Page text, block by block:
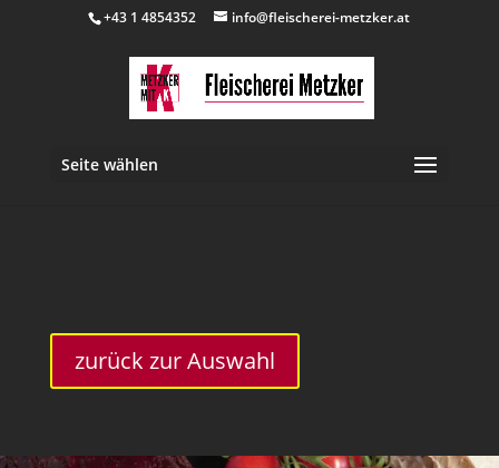
+43 1 4854352 info@fleischerei-metzker.at
Seite wählen
zurück zur Auswahl